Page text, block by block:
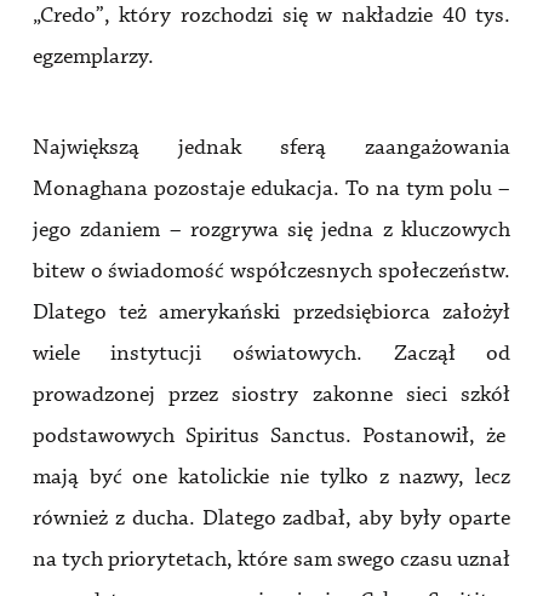
„Credo”, który rozchodzi się w nakładzie 40 tys.
egzemplarzy.
Największą jednak sferą zaangażowania
Monaghana pozostaje edukacja. To na tym polu –
jego zdaniem – rozgrywa się jedna z kluczowych
bitew o świadomość współczesnych społeczeństw.
Dlatego też amerykański przedsiębiorca założył
wiele instytucji oświatowych. Zaczął od
prowadzonej przez siostry zakonne sieci szkół
podstawowych Spiritus Sanctus. Postanowił, że
mają być one katolickie nie tylko z nazwy, lecz
również z ducha. Dlatego zadbał, aby były oparte
na tych priorytetach, które sam swego czasu uznał